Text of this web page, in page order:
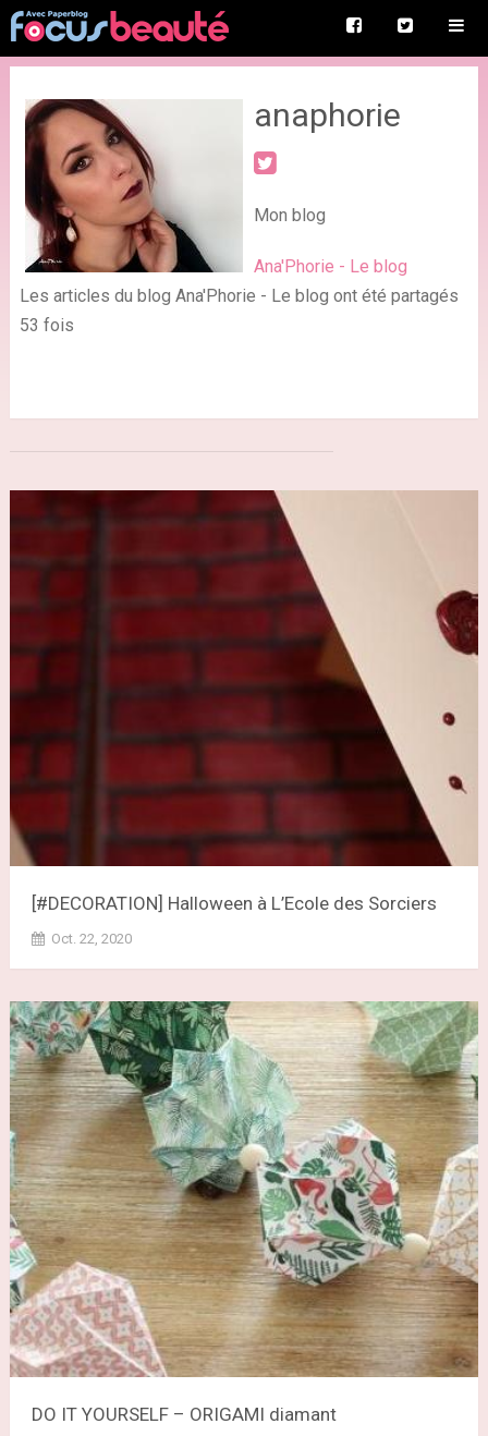
anaphorie
Mon blog
Ana'Phorie - Le blog
Les articles du blog Ana'Phorie - Le blog ont été partagés
53 fois
[#DECORATION] Halloween à L’Ecole des Sorciers
Oct. 22, 2020
DO IT YOURSELF – ORIGAMI diamant